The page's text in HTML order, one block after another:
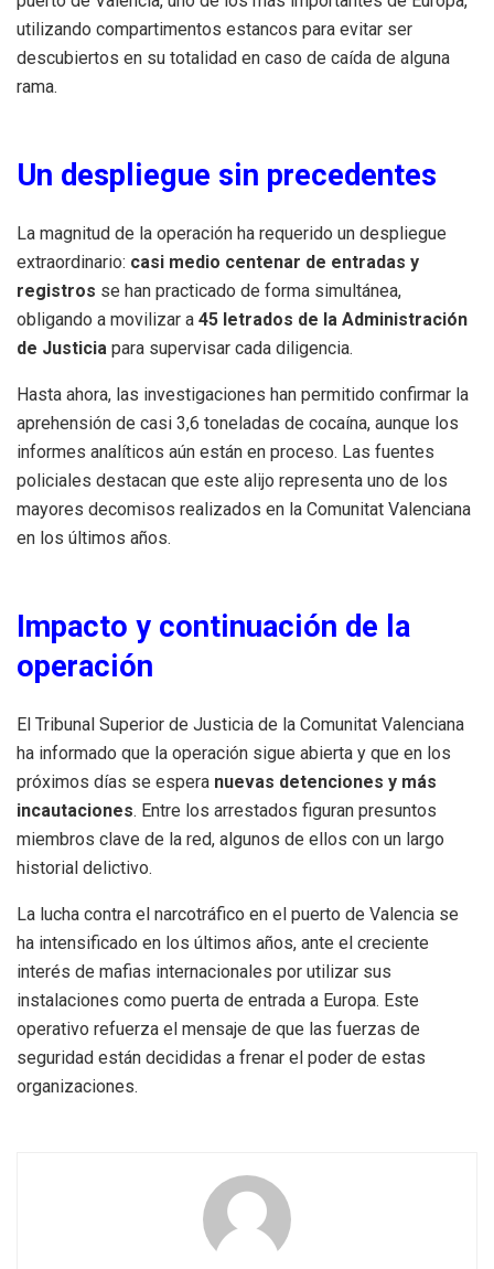
utilizando compartimentos estancos para evitar ser
descubiertos en su totalidad en caso de caída de alguna
rama.
Un despliegue sin precedentes
La magnitud de la operación ha requerido un despliegue
extraordinario: casi medio centenar de entradas y
registros se han practicado de forma simultánea,
obligando a movilizar a 45 letrados de la Administración
de Justicia para supervisar cada diligencia.
Hasta ahora, las investigaciones han permitido confirmar la
aprehensión de casi 3,6 toneladas de cocaína, aunque los
informes analíticos aún están en proceso. Las fuentes
policiales destacan que este alijo representa uno de los
mayores decomisos realizados en la Comunitat Valenciana
en los últimos años.
Impacto y continuación de la
operación
El Tribunal Superior de Justicia de la Comunitat Valenciana
ha informado que la operación sigue abierta y que en los
próximos días se espera nuevas detenciones y más
incautaciones. Entre los arrestados figuran presuntos
miembros clave de la red, algunos de ellos con un largo
historial delictivo.
La lucha contra el narcotráfico en el puerto de Valencia se
ha intensificado en los últimos años, ante el creciente
interés de mafias internacionales por utilizar sus
instalaciones como puerta de entrada a Europa. Este
operativo refuerza el mensaje de que las fuerzas de
seguridad están decididas a frenar el poder de estas
organizaciones.